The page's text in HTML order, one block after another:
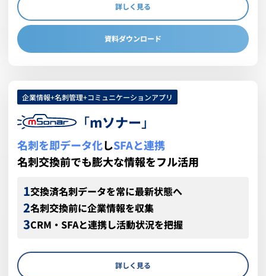
詳しく見る
資料ダウンロード
企業情報+名刺管理+コミュニケーションアプリ
「mソナー 」
名刺を即データ化しSFAと連携
名刺交換前でも膨大な情報をフル活用
交換済名刺データを常に最新状態へ
名刺交換前に企業情報を収集
CRM・SFAと連携し活動状況を把握
詳しく見る